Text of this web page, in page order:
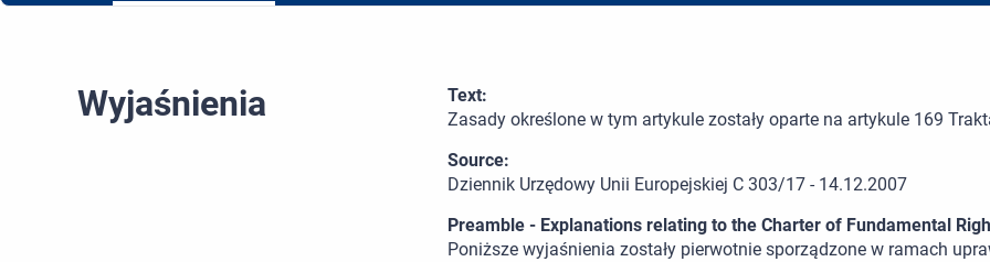
Wyjaśnienia
Text:
Zasady określone w tym artykule zostały oparte na artykule 169
Source:
Dziennik Urzędowy Unii Europejskiej C 303/17 - 14.12.2007
Preamble - Explanations relating to the Charter of Fundamental
Poniższe wyjaśnienia zostały pierwotnie sporządzone w ramach